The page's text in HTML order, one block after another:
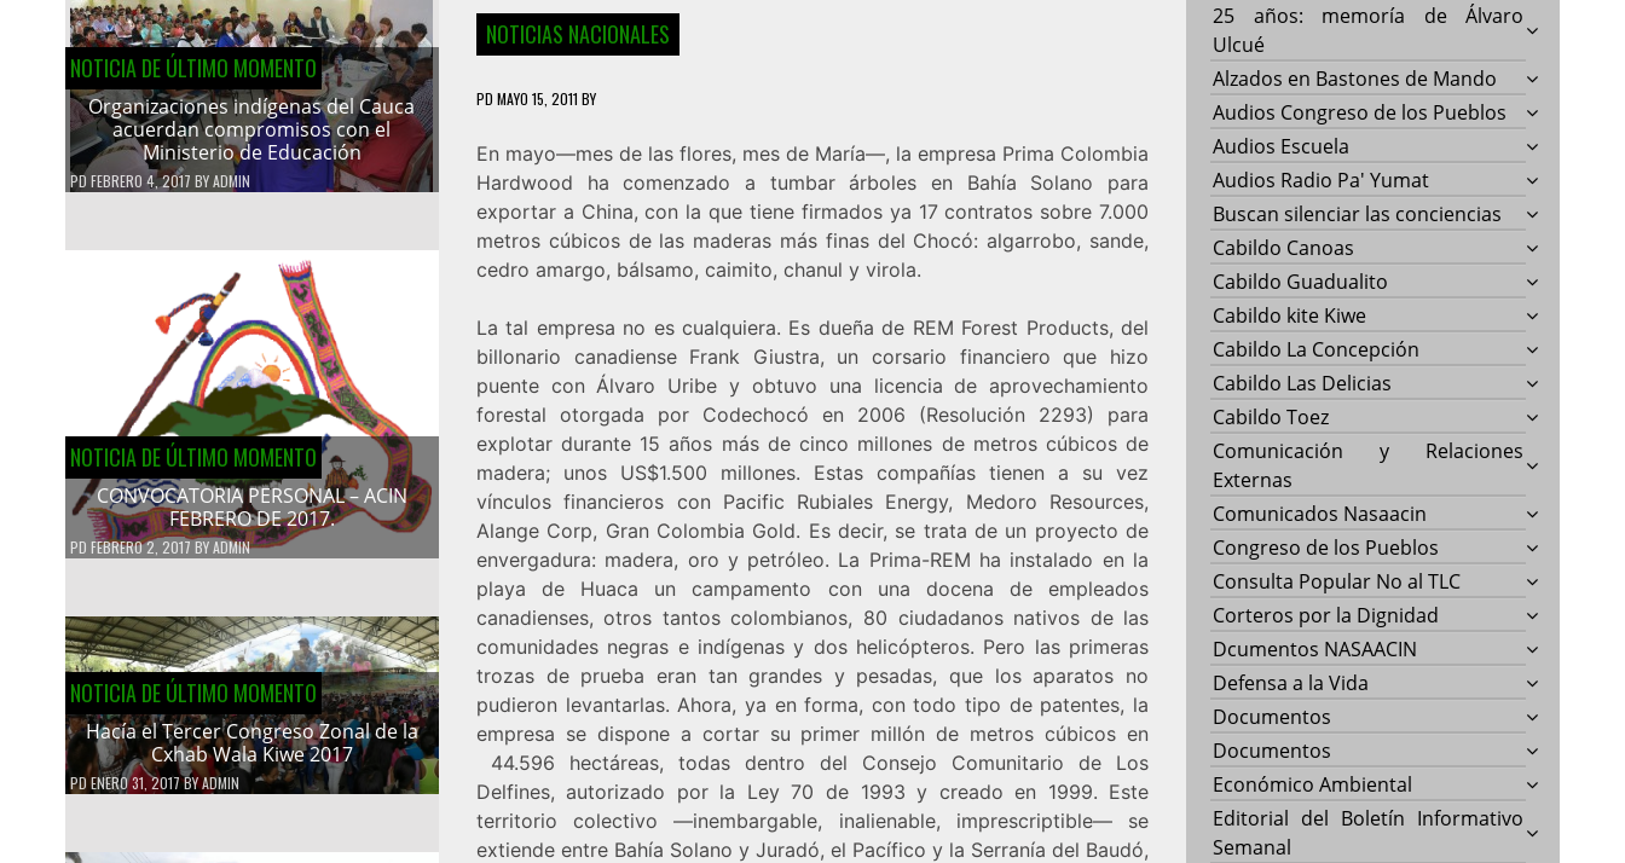
NOTICIA DE ÚLTIMO MOMENTO
Organizaciones indígenas del Cauca
acuerdan compromisos con el
Ministerio de Educación
PD FEBRERO 4, 2017 BYADMIN
NOTICIA DE ÚLTIMO MOMENTO
CONVOCATORIA PERSONAL – ACIN
FEBRERO DE 2017.
PD FEBRERO 2, 2017BYADMIN
NOTICIA DE ÚLTIMO MOMENTO
Hacía el Tercer Congreso Zonal de la
Cxhab Wala Kiwe 2017
PDENERO 31, 2017BYADMIN
NOTICIAS NACIONALES
PD MAYO 15, 2011 BY
En mayo—mes de las flores, mes de María—, la empresa Prima Colombia
Hardwood ha comenzado a tumbar árboles en Bahía Solano para
exportar a China, con la que tiene firmados ya 17 contratos sobre 7.000
metros cúbicos de las maderas más finas del Chocó: algarrobo, sande,
cedro amargo, bálsamo, caimito, chanul y virola.
La tal empresa no es cualquiera. Es dueña de REM Forest Products, del
billonario canadiense Frank Giustra, un corsario financiero que hizo
puente con Álvaro Uribe y obtuvo una licencia de aprovechamiento
forestal otorgada por Codechocó en 2006 (Resolución 2293) para
explotar durante 15 años más de cinco millones de metros cúbicos de
madera; unos US$1.500 millones. Estas compañías tienen a su vez
vínculos financieros con Pacific Rubiales Energy, Medoro Resources,
Alange Corp, Gran Colombia Gold. Es decir, se trata de un proyecto de
envergadura: madera, oro y petróleo. La Prima-REM ha instalado en la
playa de Huaca un campamento con una docena de empleados
canadienses, otros tantos colombianos, 80 ciudadanos nativos de las
comunidades negras e indígenas y dos helicópteros. Pero las primeras
trozas de prueba eran tan grandes y pesadas, que los aparatos no
pudieron levantarlas. Ahora, ya en forma, con todo tipo de patentes, la
empresa se dispone a cortar su primer millón de metros cúbicos en
44.596 hectáreas, todas dentro del Consejo Comunitario de Los
Delfines, autorizado por la Ley 70 de 1993 y creado en 1999. Este
territorio colectivo —inembargable, inalienable, imprescriptible— se
extiende entre Bahía Solano y Juradó, el Pacífico y la Serranía del Baudó,
25 años: memoría de Álvaro
Ulcué
Alzados en Bastones de Mando
Audios Congreso de los Pueblos
Audios Escuela
Audios Radio Pa' Yumat
Buscan silenciar las conciencias
Cabildo Canoas
Cabildo Guadualito
Cabildo kite Kiwe
Cabildo La Concepción
Cabildo Las Delicias
Cabildo Toez
Comunicación y Relaciones
Externas
Comunicados Nasaacin
Congreso de los Pueblos
Consulta Popular No al TLC
Corteros por la Dignidad
Dcumentos NASAACIN
Defensa a la Vida
Documentos
Documentos
Económico Ambiental
Editorial del Boletín Informativo
Semanal